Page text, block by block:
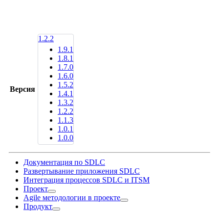
Версия
1.2.2
1.9.1
1.8.1
1.7.0
1.6.0
1.5.2
1.4.1
1.3.2
1.2.2
1.1.3
1.0.1
1.0.0
Документация по SDLC
Развертывание приложения SDLC
Интеграция процессов SDLC и ITSM
Проект
Agile методологии в проекте
Продукт